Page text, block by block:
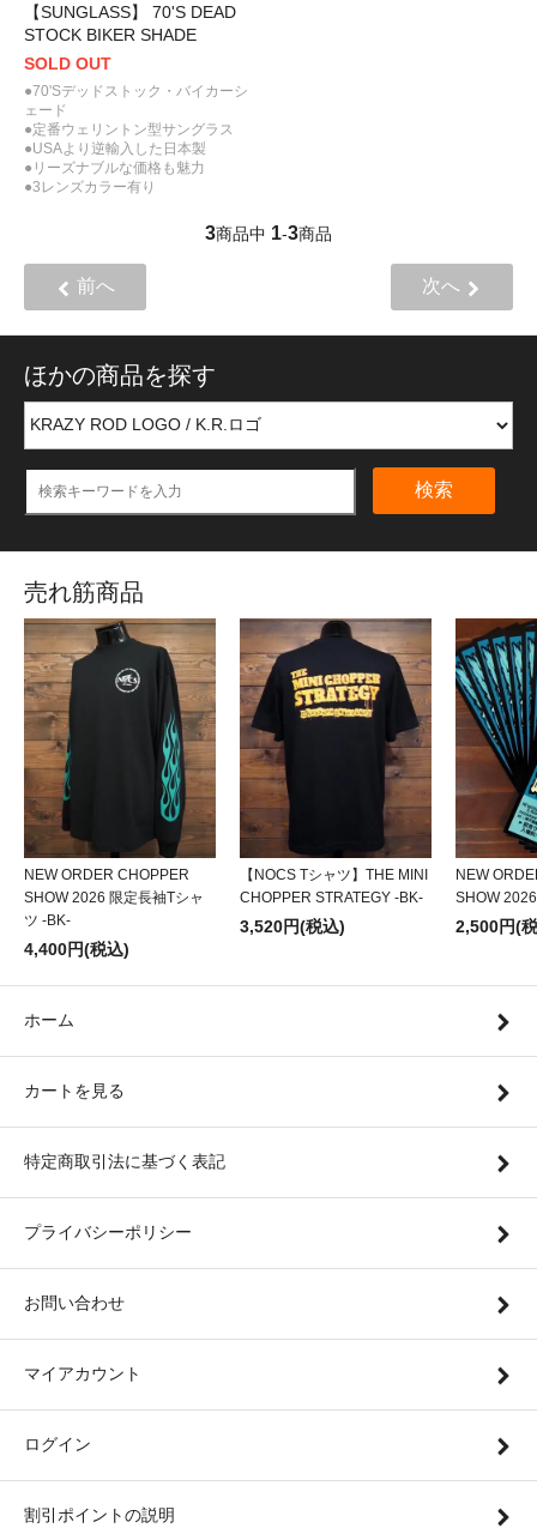
【SUNGLASS】 70'S DEAD
STOCK BIKER SHADE
SOLD OUT
●70'Sデッドストック・バイカーシ
ェード
●定番ウェリントン型サングラス
●USAより逆輸入した日本製
●リーズナブルな価格も魅力
●3レンズカラー有り
3商品中 1-3商品
前へ 次へ
ほかの商品を探す
検索
売れ筋商品
NEW ORDER CHOPPER
SHOW 2026 限定長袖Tシャ
ツ -BK-
4,400円(税込)
【NOCS Tシャツ】THE MINI
CHOPPER STRATEGY -BK-
3,520円(税込)
NEW
SHOW
2,500円(
ホーム
カートを見る
特定商取引法に基づく表記
プライバシーポリシー
お問い合わせ
マイアカウント
ログイン
割引ポイントの説明